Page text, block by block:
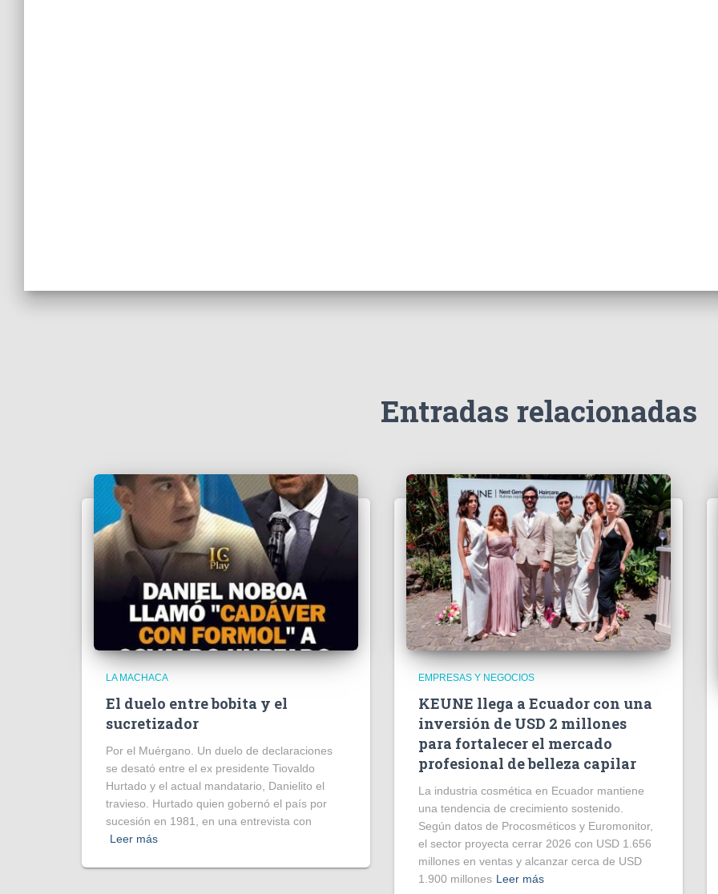
Entradas relacionadas
LA MACHACA
El duelo entre bobita y el
sucretizador
Por el Muérgano. Un duelo de declaraciones
se desató entre el ex presidente Tiovaldo
Hurtado y el actual mandatario, Danielito el
travieso. Hurtado quien gobernó el país por
sucesión en 1981, en una entrevista con
Leer más
EMPRESAS Y NEGOCIOS
KEUNE llega a Ecuador con una
inversión de USD 2 millones
para fortalecer el mercado
profesional de belleza capilar
La industria cosmética en Ecuador mantiene
una tendencia de crecimiento sostenido.
Según datos de Procosméticos y Euromonitor,
el sector proyecta cerrar 2026 con USD 1.656
millones en ventas y alcanzar cerca de USD
1.900 millones Leer más